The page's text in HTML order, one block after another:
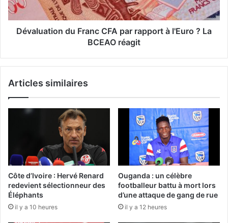
Dévaluation du Franc CFA par rapport à l'Euro ? La
BCEAO réagit
Articles similaires
Côte d’Ivoire : Hervé Renard
redevient sélectionneur des
Éléphants
il y a 10 heures
Ouganda : un célèbre
footballeur battu à mort lors
d’une attaque de gang de rue
il y a 12 heures